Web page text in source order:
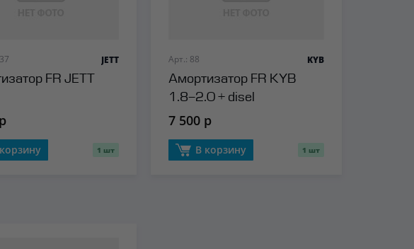
FR JETT
JETT
1 шт
Арт.: 88
Амортизатор FR KYB
1.8-2.0 + disel
KYB
7 500 р
В корзину 1 шт